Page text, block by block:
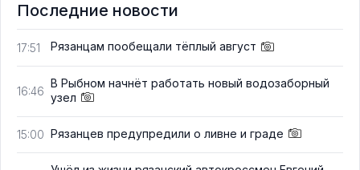
Последние новости
17:51 Рязанцам пообещали тёплый август
16:46
В Рыбном начнёт работать новый водозаборный
узел
15:00 Рязанцев предупредили о ливне и граде